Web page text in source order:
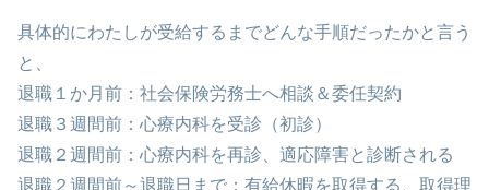
具体的にわたしが受給するまでどんな手順だったかと言う
と、
退職１か月前：社会保険労務士へ相談＆委任契約
退職３週間前：心療内科を受診（初診）
退職２週間前：心療内科を再診、適応障害と診断される
退職２週間前～退職日まで：有給休暇を取得する、取得理